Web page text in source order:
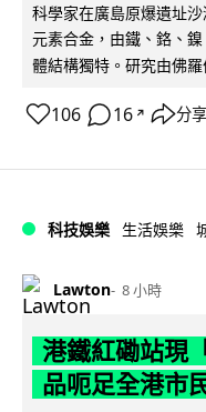
科學家在廣島原爆遺址
元素合金，由鐵、鉻、
體結構獨特。研究由佛
106 16 ↗ 分享
科技娛樂 生活娛樂
Lawton 8 小時
港鐵紅磡站現
品呃足全港市